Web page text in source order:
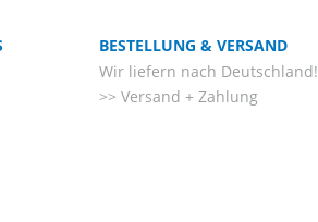
BESTELLUNG & VERSAND
Wir liefern nach Deutschland!
Versand + Zahlung